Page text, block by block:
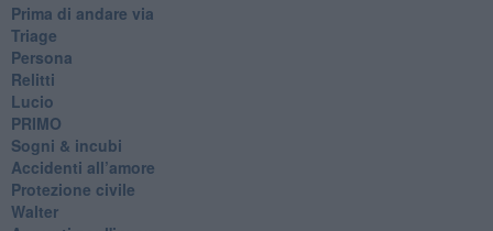
Prima di andare via
Triage
Persona
Relitti
Lucio
PRIMO
Sogni & incubi
Accidenti all’amore
Protezione civile
Walter